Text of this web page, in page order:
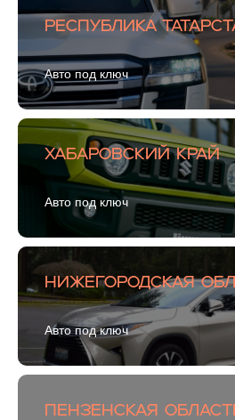
Республика
Авто под ключ
Хабаровский Край
Авто под ключ
Нижегородская
Авто под ключ
Пензенская